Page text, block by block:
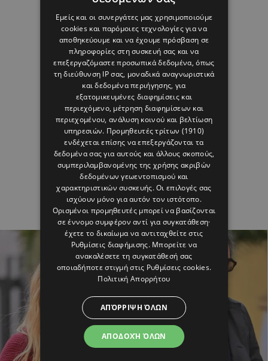
Εμείς και οι συνεργάτες μας χρησιμοποιούμε
cookies και παρόμοιες τεχνολογίες για να
αποθηκεύουμε και να έχουμε πρόσβαση σε
πληροφορίες στη συσκευή σας και να
επεξεργαζόμαστε προσωπικά δεδομένα, όπως
τη διεύθυνση IP σας, μοναδικά αναγνωριστικά
και δεδομένα περιήγησης, για
εξατομικευμένες διαφημίσεις και
περιεχόμενο, μέτρηση διαφημίσεων και
περιεχομένου, ανάλυση κοινού και βελτίωση
υπηρεσιών. Προμηθευτές τρίτων (1910)
ενδέχεται επίσης να επεξεργάζονται τα
δεδομένα σας για αυτούς και άλλους σκοπούς,
συμπεριλαμβανομένης της χρήσης ακριβών
δεδομένων γεωεντοπισμού και
χαρακτηριστικών συσκευής. Οι επιλογές σας
ισχύουν μόνο για αυτόν τον ιστότοπο.
Ορισμένοι προμηθευτές μπορεί να βασίζονται
σε έννομο συμφέρον αντί για συγκατάθεση·
έχετε το δικαίωμα να αντιταχθείτε στις
Ρυθμίσεις διαφήμισης. Μπορείτε να
ανακαλέσετε τη συγκατάθεσή σας
οποιαδήποτε στιγμή στις Ρυθμίσεις cookies.
Πολιτική Απορρήτου
ΑΠΟΔΟΧΉ ΌΛΩΝ
ΑΠΌΡΡΙΨΗ ΌΛΩΝ